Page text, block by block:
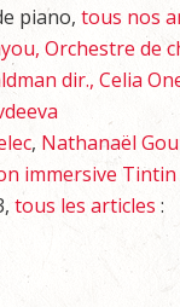
piano, tous nos
Orchestre de
dir., Celia
, Nathanaël
immersive Tintin
tous les articles :